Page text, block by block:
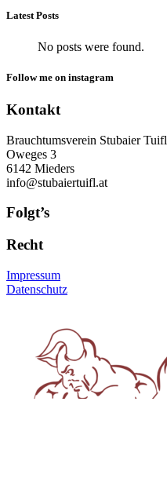
Latest Posts
No posts were found.
Follow me on instagram
Kontakt
Brauchtumsverein Stubaier Tuifl
Oweges 3
6142 Mieders
info@stubaiertuifl.at
Folgt’s
Recht
Impressum
Datenschutz